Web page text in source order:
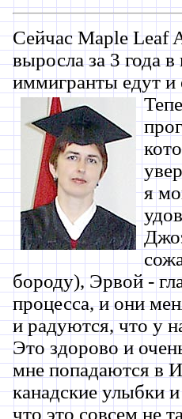
Сейчас Maple Leaf
выросла за 3 года
иммигранты едут и
я
бороду), Эрвой -
процесса, и они
и радуются, что у
Это здорово и
мне попадаются в
канадские улыбки
что это совсем не